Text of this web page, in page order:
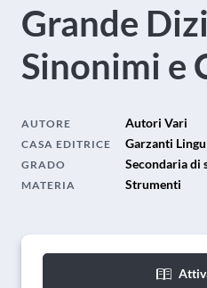
Grande
Sinonimi e
AUTORE Autori Vari
CASA EDITRICE Garzanti
GRADO Secondaria di
MATERIA Strumenti